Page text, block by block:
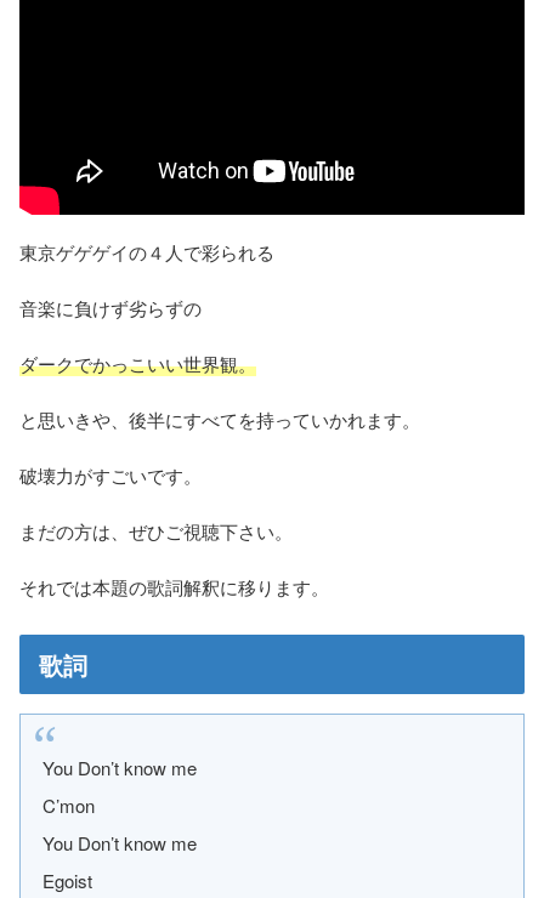
東京ゲゲゲイの４人で彩られる
音楽に負けず劣らずの
ダークでかっこいい世界観。
と思いきや、後半にすべてを持っていかれます。
破壊力がすごいです。
まだの方は、ぜひご視聴下さい。
それでは本題の歌詞解釈に移ります。
歌詞
You Don’t know me
C’mon
You Don’t know me
Egoist